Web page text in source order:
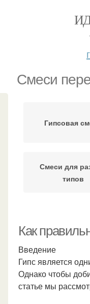
Смеси
Гипсовая
Смеси для
типов
Как
Введение
Гипс является
Однако чтобы
статье мы